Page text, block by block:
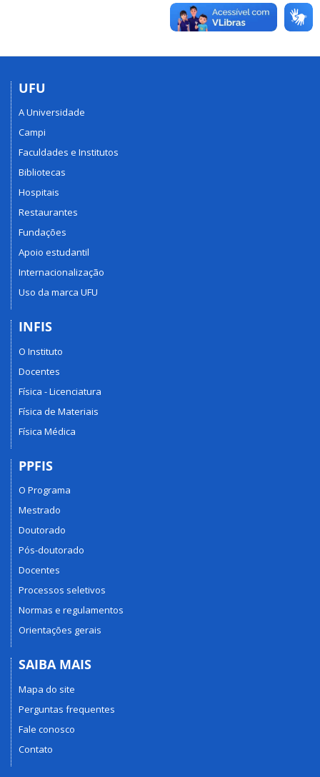
UFU
A Universidade
Campi
Faculdades e Institutos
Bibliotecas
Hospitais
Restaurantes
Fundações
Apoio estudantil
Internacionalização
Uso da marca UFU
INFIS
O Instituto
Docentes
Física - Licenciatura
Física de Materiais
Física Médica
PPFIS
O Programa
Mestrado
Doutorado
Pós-doutorado
Docentes
Processos seletivos
Normas e regulamentos
Orientações gerais
SAIBA MAIS
Mapa do site
Perguntas frequentes
Fale conosco
Contato